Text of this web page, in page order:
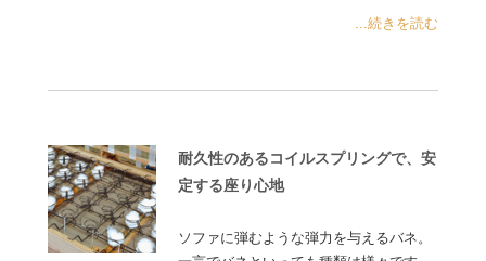
...続きを読む
耐久性のあるコイルスプリングで、安
定する座り心地
ソファに弾むような弾力を与えるバネ。